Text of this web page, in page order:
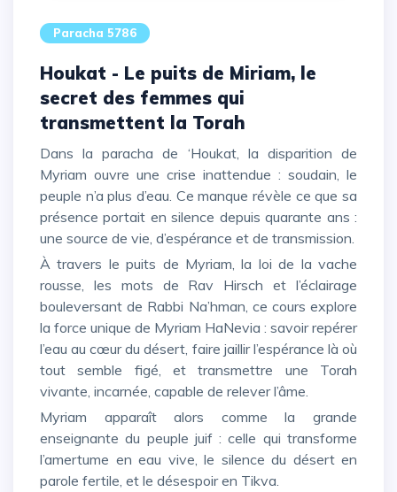
Paracha 5786
Houkat - Le puits de Miriam, le
secret des femmes qui
transmettent la Torah
Dans la paracha de ‘Houkat, la disparition de
Myriam ouvre une crise inattendue : soudain, le
peuple n’a plus d’eau. Ce manque révèle ce que sa
présence portait en silence depuis quarante ans :
une source de vie, d’espérance et de transmission.
À travers le puits de Myriam, la loi de la vache
rousse, les mots de Rav Hirsch et l’éclairage
bouleversant de Rabbi Na’hman, ce cours explore
la force unique de Myriam HaNevia : savoir repérer
l’eau au cœur du désert, faire jaillir l’espérance là où
tout semble figé, et transmettre une Torah
vivante, incarnée, capable de relever l’âme.
Myriam apparaît alors comme la grande
enseignante du peuple juif : celle qui transforme
l’amertume en eau vive, le silence du désert en
parole fertile, et le désespoir en Tikva.